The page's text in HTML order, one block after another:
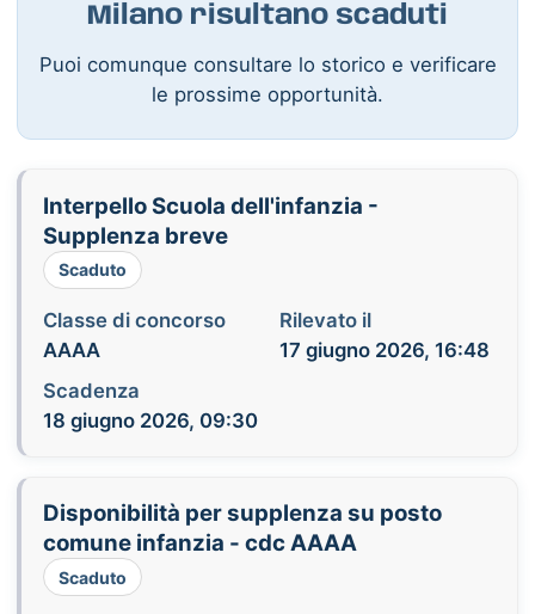
Milano risultano scaduti
Puoi comunque consultare lo storico e verificare
le prossime opportunità.
Interpello Scuola dell'infanzia -
Supplenza breve
Scaduto
Classe di concorso
AAAA
Rilevato il
17 giugno 2026, 16:48
Scadenza
18 giugno 2026, 09:30
Disponibilità per supplenza su posto
comune infanzia - cdc AAAA
Scaduto